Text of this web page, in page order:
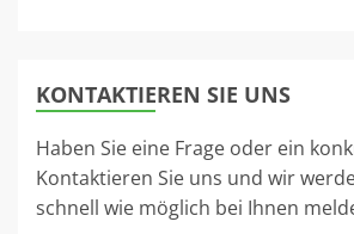
KONTAKTIEREN SIE UNS
Haben Sie eine Frage oder ein
Kontaktieren Sie uns und wir
schnell wie möglich bei Ihnen